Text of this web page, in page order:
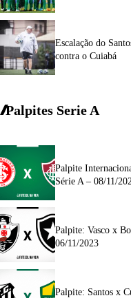
Escalação do
contra o Cuiabá
Palpites Serie A
Palpite
Série A – 08/11/
Palpite: Vasco x
06/11/2023
Palpite: Santos x